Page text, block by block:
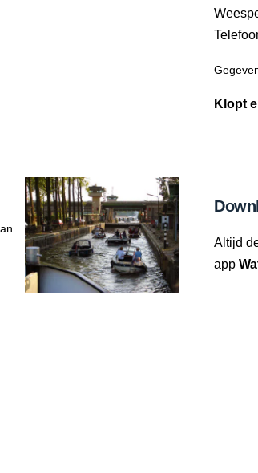
Klopt
Altijd
app